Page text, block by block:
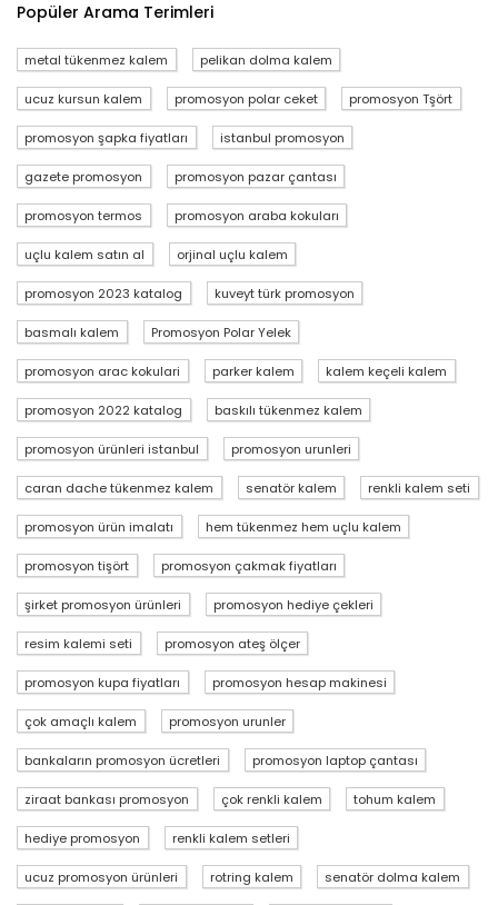
Popüler Arama Terimleri
metal tükenmez kalem pelikan dolma kalem
ucuz kursun kalem promosyon polar ceket promosyon Tşört
promosyon şapka fiyatları istanbul promosyon
gazete promosyon promosyon pazar çantası
promosyon termos promosyon araba kokuları
uçlu kalem satın al orjinal uçlu kalem
promosyon 2023 katalog kuveyt türk promosyon
basmalı kalem Promosyon Polar Yelek
promosyon arac kokulari parker kalem kalem keçeli kalem
promosyon 2022 katalog baskılı tükenmez kalem
promosyon ürünleri istanbul promosyon urunleri
caran dache tükenmez kalem senatör kalem renkli kalem seti
promosyon ürün imalatı hem tükenmez hem uçlu kalem
promosyon tişört promosyon çakmak fiyatları
şirket promosyon ürünleri promosyon hediye çekleri
resim kalemi seti promosyon ateş ölçer
promosyon kupa fiyatları promosyon hesap makinesi
çok amaçlı kalem promosyon urunler
bankaların promosyon ücretleri promosyon laptop çantası
ziraat bankası promosyon çok renkli kalem tohum kalem
hediye promosyon renkli kalem setleri
ucuz promosyon ürünleri rotring kalem senatör dolma kalem